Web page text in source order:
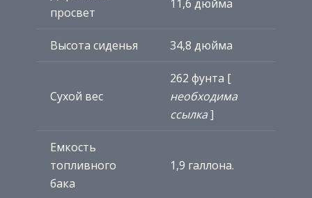
просвет
11,6 дюйма
Высота сиденья 34,8 дюйма
Сухой вес
262 фунта [
необходима
ссылка]
Емкость
топливного
бака
1,9 галлона.